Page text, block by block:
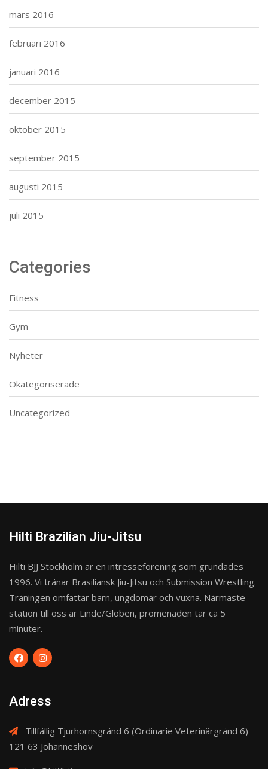
mars 2016
februari 2016
januari 2016
december 2015
oktober 2015
september 2015
augusti 2015
juli 2015
Categories
Fitness
Gym
Nyheter
Okategoriserade
Uncategorized
Hilti Brazilian Jiu-Jitsu
Hilti BJJ Stockholm är en intresseförening som grundades
1996. Vi tränar Brasiliansk Jiu-Jitsu och Submission Wrestling.
Träningen omfattar barn, ungdomar och vuxna. Närmaste
station till oss är Linde/Globen, promenaden tar ca 5
minuter.
Adress
Tillfällig Tjurhornsgränd 6 (Ordinarie Veterinärgränd 6)
121 63 Johanneshov